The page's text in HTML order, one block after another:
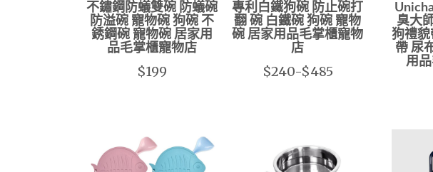
不鏽鋼防蟻雙碗 防蟻碗
防溢碗 寵物碗 狗碗 不
銹鋼碗 寵物碗 居家用
品毛掌櫃寵物店
$199
專利白鐵狗碗 防止碗打
翻 碗 白鐵碗 狗碗 寵物
碗 居家用品毛掌櫃寵物
店
$240-$485
臭大
狗禮
帶 尿
用